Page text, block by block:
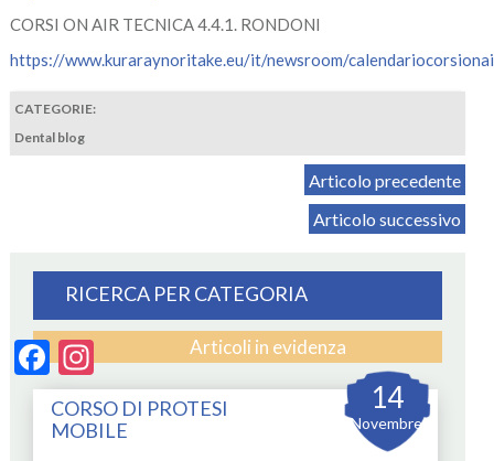
CORSI ON AIR TECNICA 4.4.1. RONDONI
https://www.kuraraynoritake.eu/it/newsroom/
CATEGORIE:
Dental blog
Articolo precedente
Articolo successivo
RICERCA PER CATEGORIA
Facebook
InstagramArticoli in evidenza
14
Novembre
CORSO DI PROTESI
MOBILE